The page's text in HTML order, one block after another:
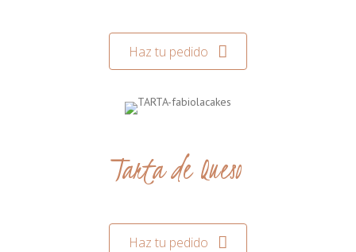
Haz tu pedido
Tarta de Queso
Haz tu pedido